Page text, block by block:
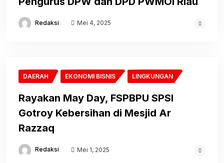
Redaksi Mei 4, 2025
DAERAH EKONOMI BISNIS LINGKUNGAN
Rayakan May Day, FSPBPU SPSI
Gotroy Kebersihan di Mesjid Ar
Razzaq
Redaksi Mei 1, 2025